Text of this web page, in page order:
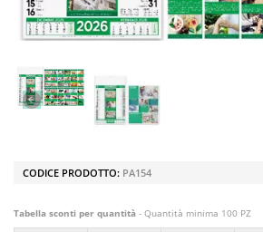
CODICE PRODOTTO: PA154
Tabella sconti per quantità - Quantità minima 100 PZ